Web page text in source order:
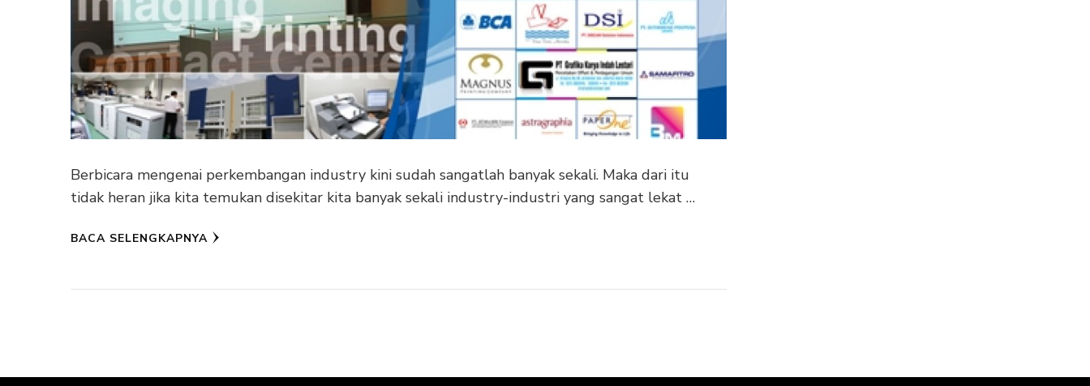
Berbicara mengenai perkembangan industry kini sudah sangatlah banyak sekali. Maka dari itu
tidak heran jika kita temukan disekitar kita banyak sekali industry-industri yang sangat lekat …
BACA SELENGKAPNYA